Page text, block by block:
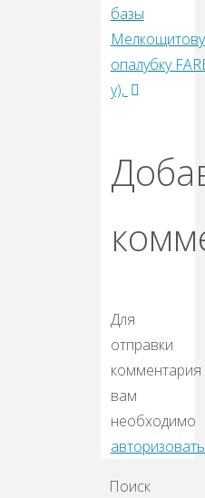
базы
опалубку
у),
Для
отправки
комментария
вам
необходимо
Поиск